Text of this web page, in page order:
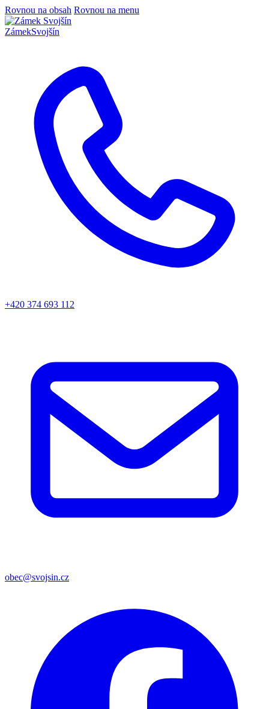
Rovnou na obsah Rovnou na menu
ZámekSvojšín
+420 374 693 112
obec@svojsin.cz